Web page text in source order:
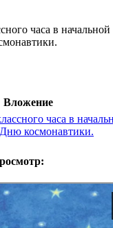
часа в
Вложение
часа в
космонавтики.